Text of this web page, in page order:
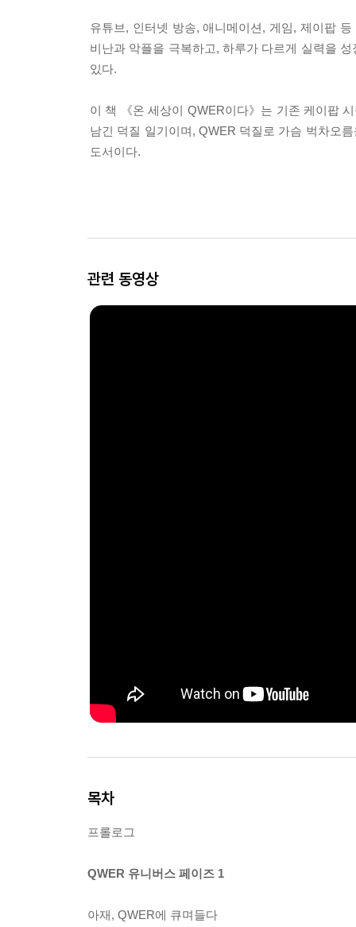
유튜브, 인터넷 방송, 애니메이션, 게임, 제이팝
비난과 악플을 극복하고, 하루가 다르게 실력을
있다.
이 책 《온 세상이 QWER이다》는 기존 케이팝
남긴 덕질 일기이며, QWER 덕질로 가슴 벅차오
도서이다.
관련 동영상
목차
프롤로그
QWER 유니버스 페이즈 1
아재, QWER에 큐며들다